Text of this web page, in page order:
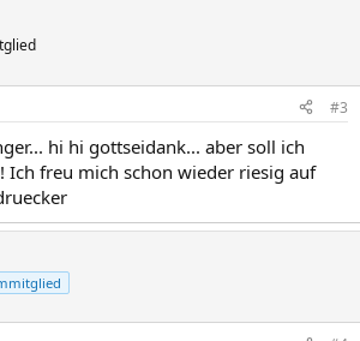
#3
hi hi gottseidank... aber soll ich
Ich freu mich schon wieder riesig auf